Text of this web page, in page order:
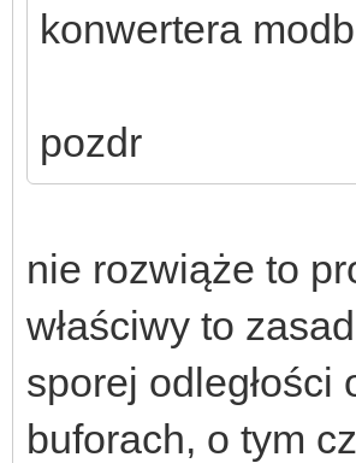
konwertera
pozdr
nie rozwiąże to
właściwy to
sporej odległości
buforach, o tym